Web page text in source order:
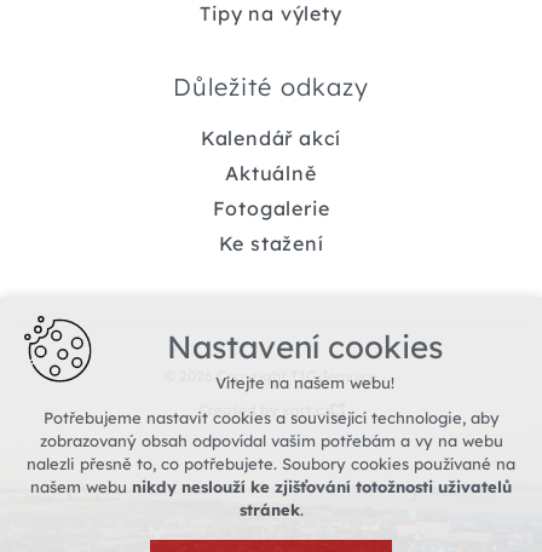
Tipy na výlety
Důležité odkazy
Kalendář akcí
Aktuálně
Fotogalerie
Ke stažení
© 2026 Copyright TIC Jemnice
Created by xart.cz
Nastavení cookies
Vítejte na našem webu!
Potřebujeme nastavit cookies a související technologie, aby
zobrazovaný obsah odpovídal vašim potřebám a vy na webu
nalezli přesně to, co potřebujete. Soubory cookies používané na
našem webu nikdy neslouží ke zjišťování totožnosti uživatelů
stránek.